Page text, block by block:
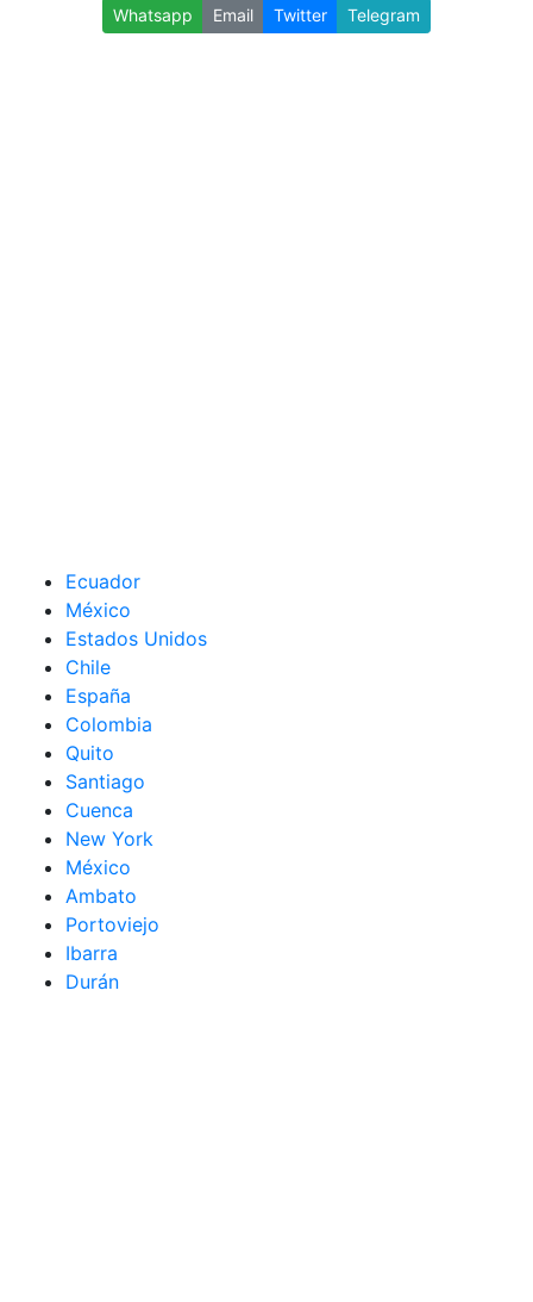
Whatsapp Email Twitter Telegram
Ecuador
México
Estados Unidos
Chile
España
Colombia
Quito
Santiago
Cuenca
New York
México
Ambato
Portoviejo
Ibarra
Durán